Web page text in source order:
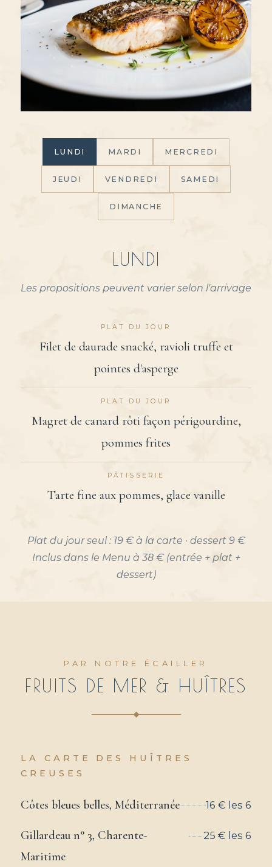
LUNDI MARDI MERCREDI
JEUDI VENDREDI SAMEDI
DIMANCHE
LUNDI
Les propositions peuvent varier selon l'arrivage
PLAT DU JOUR
Filet de daurade snacké, ravioli truffe et
pointes d'asperge
PLAT DU JOUR
Magret de canard rôti façon périgourdine,
pommes frites
PÂTISSERIE
Tarte fine aux pommes, glace vanille
Plat du jour seul : 19 € à la carte · dessert 9 €
Inclus dans le Menu à 38 € (entrée + plat +
dessert)
PAR NOTRE ÉCAILLER
FRUITS DE MER & HUÎTRES
LA CARTE DES HUÎTRES
CREUSES
Côtes bleues belles, Méditerranée 16 € les 6
Gillardeau n° 3, Charente-
Maritime
25 € les 6